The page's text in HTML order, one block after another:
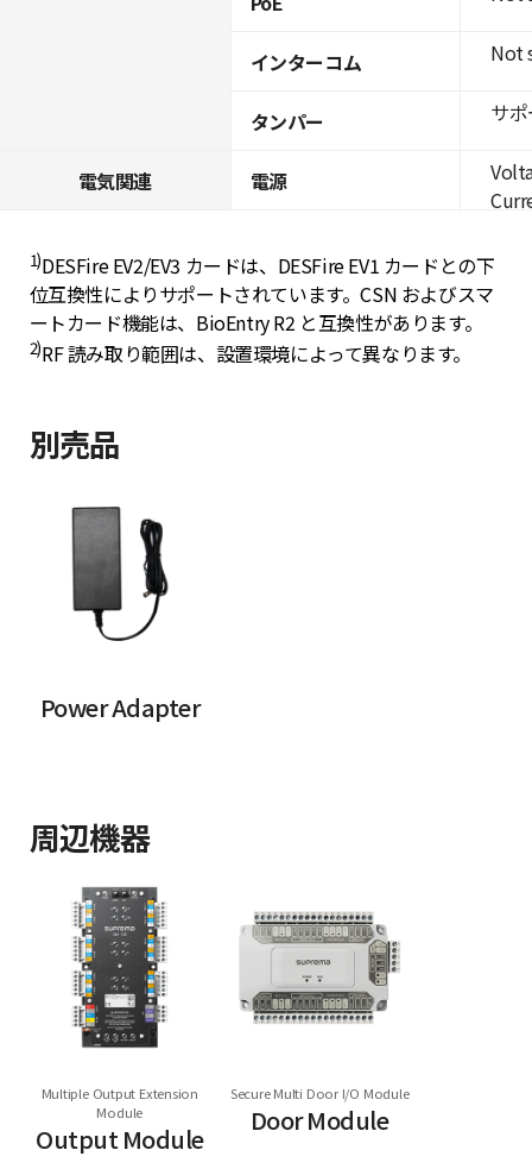
インターコム
タンパー
電気関連 電源
Not
サ
1)DESFire EV2/EV3 カードは、DESFire EV1 カードとの下
位互換性によりサポートされています。CSN およびスマ
ートカード機能は、BioEntry R2 と互換性があります。
2)RF 読み取り範囲は、設置環境によって異なります。
別売品
Power Adapter
周辺機器
Multiple Output Extension
Module
Output Module
Secure Multi Door I/O Module
Door Module